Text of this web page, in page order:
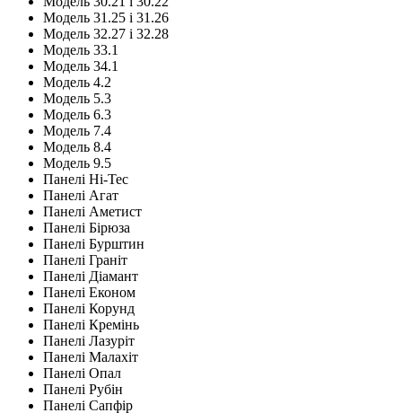
Модель 31.25 і 31.26
Модель 32.27 і 32.28
Модель 33.1
Модель 34.1
Модель 4.2
Модель 5.3
Модель 6.3
Модель 7.4
Модель 8.4
Модель 9.5
Панелі Hi-Tec
Панелі Агат
Панелі Аметист
Панелі Бірюза
Панелі Бурштин
Панелі Граніт
Панелі Діамант
Панелі Економ
Панелі Корунд
Панелі Кремінь
Панелі Лазуріт
Панелі Малахіт
Панелі Опал
Панелі Рубін
Панелі Сапфір